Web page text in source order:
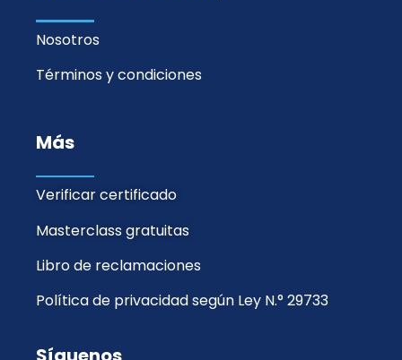
Nosotros
Términos y condiciones
Más
Verificar certificado
Masterclass gratuitas
Libro de reclamaciones
Política de privacidad según Ley N.° 29733